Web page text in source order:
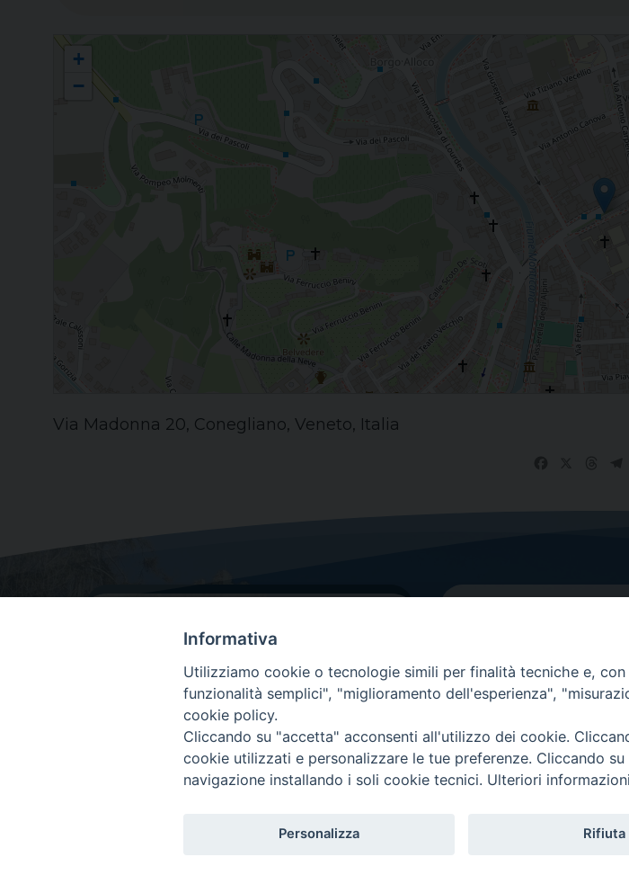
Scuola dell'infanzia e sezione Primavera "San Giovanni Bosco" - Collegio Immacolata di Conegliano
+
−
Via Madonna 20, Conegliano, Veneto, Italia
Dove siamo
Via Lorenzo Da Ponte, 116
31029 Vittorio Veneto (Treviso)
Contatti
Tel.0438 9481| fax
EMAIL
Informativa
Utilizziamo cookie o tecnologie simili per finalità tecniche e,
funzionalità semplici", "miglioramento dell'esperienza",
cookie policy.
Cliccando su "accetta" acconsenti all'utilizzo dei cookie.
cookie utilizzati e personalizzare le tue preferenze. Cliccando
navigazione installando i soli cookie tecnici. Ulteriori
Personalizza Rifiuta